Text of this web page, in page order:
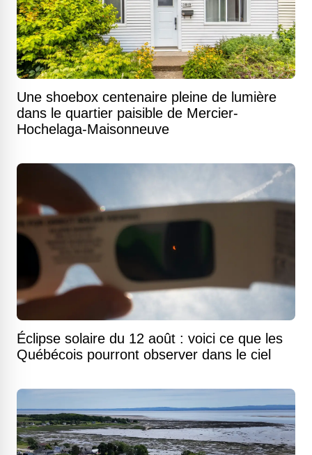
Une shoebox centenaire pleine de lumière
dans le quartier paisible de Mercier-
Hochelaga-Maisonneuve
Éclipse solaire du 12 août : voici ce que les
Québécois pourront observer dans le ciel